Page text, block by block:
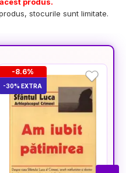
stocurile sunt limitate.
-8.6%
-30% EXTRA